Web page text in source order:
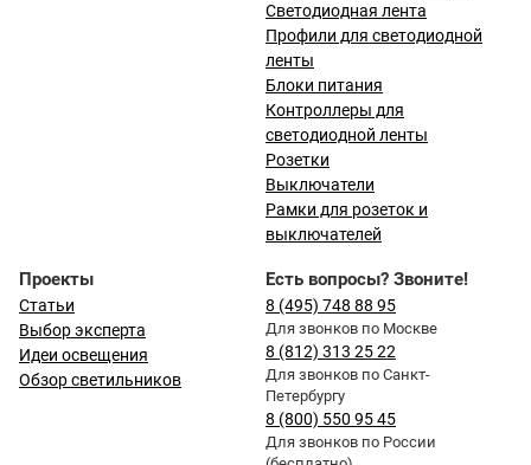
Светодиодная лента
Профили для светодиодной
ленты
Блоки питания
Контроллеры для
светодиодной ленты
Розетки
Выключатели
Рамки для розеток и
выключателей
Проекты
Статьи
Выбор эксперта
Идеи освещения
Обзор светильников
Есть вопросы? Звоните!
8 (495) 748 88 95
Для звонков по Москве
8 (812) 313 25 22
Для звонков по Санкт-
Петербургу
8 (800) 550 95 45
Для звонков по России